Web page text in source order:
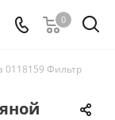
0
0118159 Фильтр